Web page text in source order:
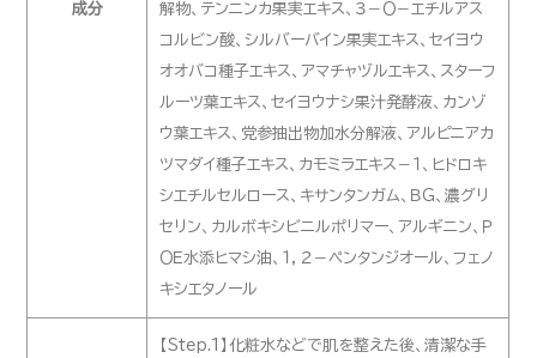
成分
解物、テンニンカ果実エキス、３－Ｏ－エチルアス
コルビン酸、シルバーバイン果実エキス、セイヨウ
オオバコ種子エキス、アマチャヅルエキス、スターフ
ルーツ葉エキス、セイヨウナシ果汁発酵液、カンゾ
ウ葉エキス、党参抽出物加水分解液、アルピニアカ
ツマダイ種子エキス、カモミラエキス－１、ヒドロキ
シエチルセルロース、キサンタンガム、ＢＧ、濃グリ
セリン、カルボキシビニルポリマー、アルギニン、Ｐ
ＯＥ水添ヒマシ油、１，２－ペンタンジオール、フェノ
キシエタノール
【Step.1】化粧水などで肌を整えた後、清潔な手